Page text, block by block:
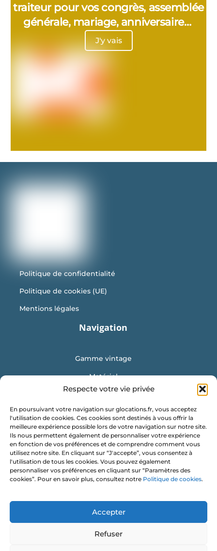
Respecte votre vie privée
En poursuivant votre navigation sur glocations.fr, vous acceptez
l'utilisation de cookies. Ces cookies sont destinés à vous offrir la
meilleure expérience possible lors de votre navigation sur notre site.
Ils nous permettent également de personnaliser votre expérience
en fonction de vos préférences et de comprendre comment vous
utilisez notre site. En cliquant sur “J'accepte”, vous consentez à
l'utilisation de tous les cookies. Vous pouvez également
personnaliser vos préférences en cliquant sur “Paramètres des
cookies”. Pour en savoir plus, consultez notre Politique de cookies.
Accepter
Refuser
traiteur pour vos congrès, assemblée
générale, mariage, anniversaire…
J'y vais
Politique de confidentialité
Politique de cookies (UE)
Mentions légales
Navigation
Gamme vintage
Matériel
Vaisselle
Location de conteneur
Obtenir un devis
G Locations
Les Vignes Chasles